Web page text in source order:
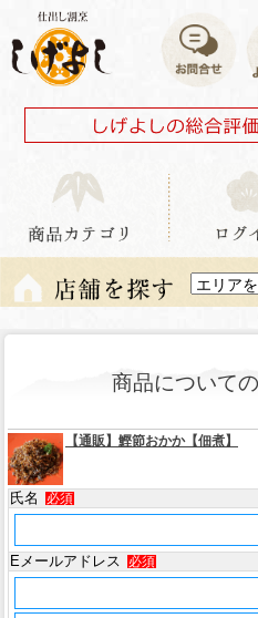
商品について
【通販】鰹節おかか【佃煮】
氏名 必須
Eメールアドレス 必須